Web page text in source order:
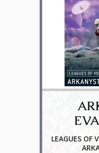
LEAGUES OF